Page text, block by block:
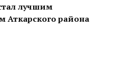
лучшим
Аткарского района